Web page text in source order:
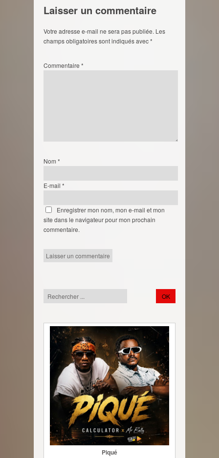
Laisser un commentaire
Votre adresse e-mail ne sera pas publiée. Les
champs obligatoires sont indiqués avec*
Commentaire *
Nom *
E-mail *
Enregistrer mon nom, mon e-mail et mon
site dans le navigateur pour mon prochain
commentaire.
Piqué